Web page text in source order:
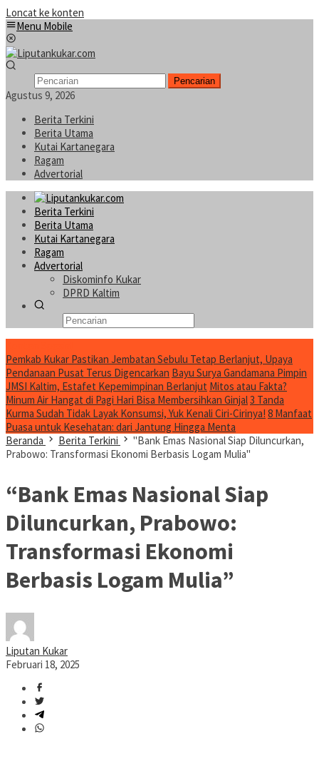
Loncat ke konten
Menu Mobile
Pencarian
Agustus 9, 2026
Berita Terkini
Berita Utama
Kutai Kartanegara
Ragam
Advertorial
Berita Terkini
Berita Utama
Kutai Kartanegara
Ragam
Advertorial
Diskominfo Kukar
DPRD Kaltim
Pemkab Kukar Pastikan Jembatan Sebulu Tetap Berlanjut, Upaya
Pendanaan Pusat Terus Digencarkan Bayu Surya Gandamana Pimpin
JMSI Kaltim, Estafet Kepemimpinan Berlanjut Mitos atau Fakta?
Minum Air Hangat di Pagi Hari Bisa Membersihkan Ginjal3 Tanda
Kurma Sudah Tidak Layak Konsumsi, Yuk Kenali Ciri-Cirinya! 8 Manfaat
Puasa untuk Kesehatan: dari Jantung Hingga Menta
Beranda
Berita Terkini
"Bank Emas Nasional Siap Diluncurkan,
Prabowo: Transformasi Ekonomi Berbasis Logam Mulia"
“Bank Emas Nasional Siap
Diluncurkan, Prabowo:
Transformasi Ekonomi
Berbasis Logam Mulia”
Liputan Kukar
Februari 18, 2025